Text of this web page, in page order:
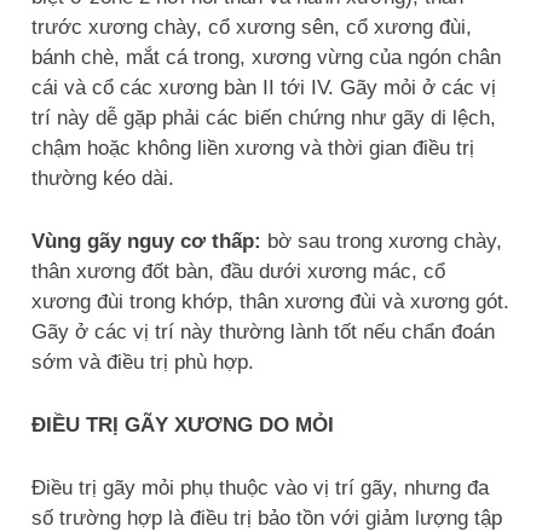
trước xương chày, cổ xương sên, cổ xương đùi,
bánh chè, mắt cá trong, xương vừng của ngón chân
cái và cổ các xương bàn II tới IV. Gãy mỏi ở các vị
trí này dễ gặp phải các biến chứng như gãy di lệch,
chậm hoặc không liền xương và thời gian điều trị
thường kéo dài.
Vùng gãy nguy cơ thấp: bờ sau trong xương chày,
thân xương đốt bàn, đầu dưới xương mác, cổ
xương đùi trong khớp, thân xương đùi và xương gót.
Gãy ở các vị trí này thường lành tốt nếu chẩn đoán
sớm và điều trị phù hợp.
ĐIỀU TRỊ GÃY XƯƠNG DO MỎI
Điều trị gãy mỏi phụ thuộc vào vị trí gãy, nhưng đa
số trường hợp là điều trị bảo tồn với giảm lượng tập